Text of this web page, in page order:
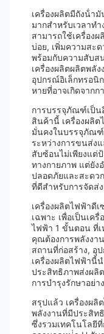
เครื่องผลิตมีถังน้ํา
มากสําหรับเวลาทํ
สามารถใช้เครื่อง
บ่อย, เพิ่มความสะ
พร้อมกับความสับส
เครื่องผลิตผลิตพลั
อุปกรณ์อิเล็กทรอนิ
หายที่อาจเกิดจาก
การบรรจุภัณฑ์เป็น
สินค้านี้ เครื่องผลิต
มั่นคงในบรรจุภัณ
ระหว่างการขนส่ง
สับซ้อนไม่เพียงแต่
ทางกายภาพ แต่ยัง
ปลอดภัยและสะดว
ที่ดีสําหรับการจัดส่
เครื่องผลิตไฟฟ้าดี
เฉพาะ เพื่อเป็นเค
ไฟฟ้า 1 ขั้นตอน ที่
คุณต้องการพลังงา
สถานที่ก่อสร้าง, อุ
เครื่องผลิตไฟฟ้านี้
ประสิทธิภาพส่งผลิ
การบํารุงรักษาอย่า
สรุปแล้ว เครื่องผลิ
พลังงานที่มีประสิท
ซึ่งรวมเทคโนโลยี